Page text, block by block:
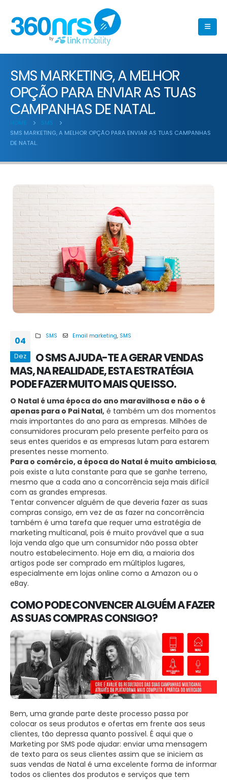
SMS MARKETING, A MELHOR
OPÇÃO PARA ENVIAR AS TUAS
CAMPANHAS DE NATAL.
HOME
SMS
SMS MARKETING, A MELHOR OPÇÃO PARA ENVIAR AS TUAS CAMPANHAS
DE NATAL.
04
Dez
SMS Email marketing, SMS
O SMS AJUDA-TE A GERAR VENDAS
MAS, NA REALIDADE, ESTA ESTRATÉGIA
PODE FAZER MUITO MAIS QUE ISSO.
O Natal é uma época do ano maravilhosa e não o é
apenas para o Pai Natal, é também um dos momentos
mais importantes do ano para as empresas. Milhões de
consumidores procuram pelo presente perfeito para os
seus entes queridos e as empresas lutam para estarem
presentes nesse momento.
Para o comércio, a época do Natal é muito ambiciosa,
pois existe a luta constante para que se ganhe terreno,
mesmo que a cada ano a concorrência seja mais difícil
com as grandes empresas.
Tentar convencer alguém de que deveria fazer as suas
compras consigo, em vez de as fazer na concorrência
também é uma tarefa que requer uma estratégia de
marketing multicanal, pois é muito provável que a sua
loja venda algo que um consumidor não possa obter
noutro estabelecimento. Hoje em dia, a maioria dos
artigos pode ser comprado em múltiplos lugares,
especialmente em lojas online como a Amazon ou o
eBay.
COMO PODE CONVENCER ALGUÉM A FAZER
AS SUAS COMPRAS CONSIGO?
Bem, uma grande parte deste processo passa por
colocar os seus produtos e ofertas em frente aos seus
clientes, tão depressa quanto possível. É aqui que o
Marketing por SMS pode ajudar: enviar uma mensagem
de texto para os seus clientes assim que se iniciem as
suas vendas de Natal é uma excelente forma de informar
todos os clientes dos produtos e serviços que tem